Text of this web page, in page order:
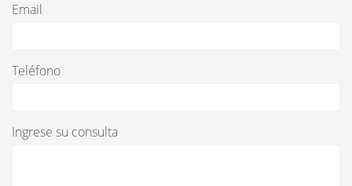
Email
Teléfono
Ingrese su consulta